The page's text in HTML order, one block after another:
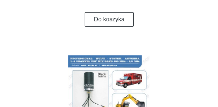
Do koszyka